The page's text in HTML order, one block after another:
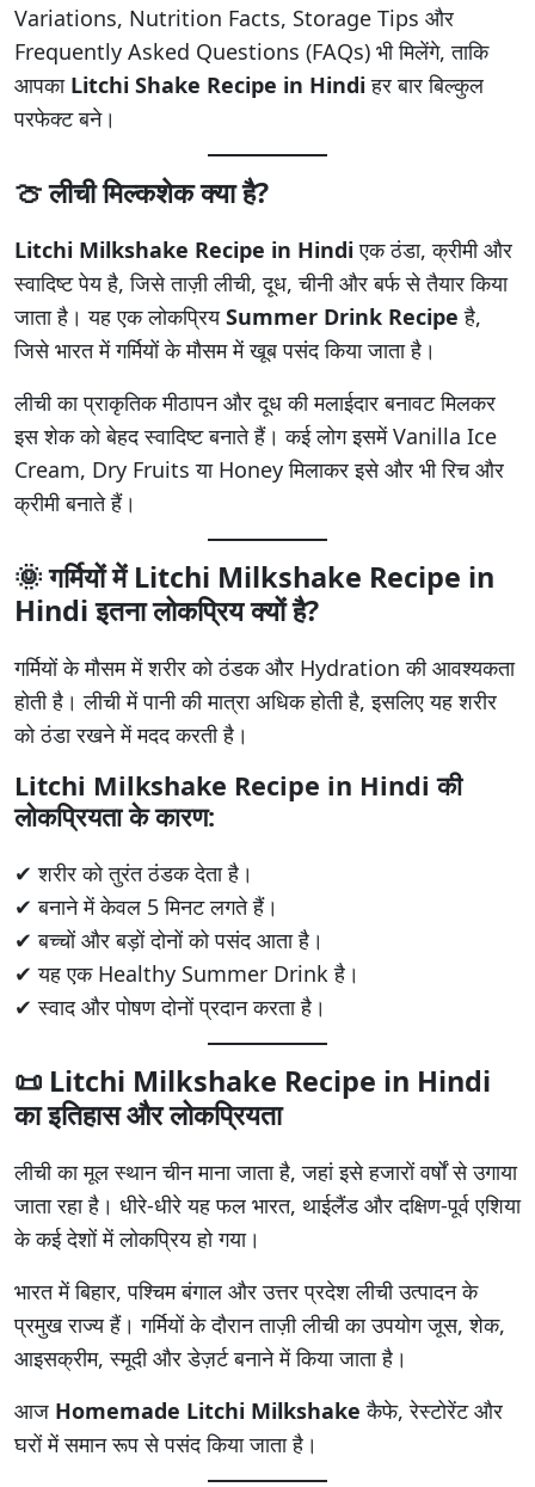
Variations, Nutrition Facts, Storage Tips और
Frequently Asked Questions (FAQs) भी मिलेंगे, ताकि
आपका Litchi Shake Recipe in Hindiहर बार बिल्कुल
परफेक्ट बने।
🍈 लीची मिल्कशेक क्या है?
Litchi Milkshake Recipe in Hindiएक ठंडा, क्रीमी और
स्वादिष्ट पेय है, जिसे ताज़ी लीची, दूध, चीनी और बर्फ से तैयार किया
जाता है। यह एक लोकप्रियSummer Drink Recipe है,
जिसे भारत में गर्मियों के मौसम में खूब पसंद किया जाता है।
लीची का प्राकृतिक मीठापन और दूध की मलाईदार बनावट मिलकर
इस शेक को बेहद स्वादिष्ट बनाते हैं। कई लोग इसमें Vanilla Ice
Cream, Dry Fruits या Honey मिलाकर इसे और भी रिच और
क्रीमी बनाते हैं।
🌞 गर्मियों मेंLitchi Milkshake Recipe in
Hindiइतना लोकप्रिय क्यों है?
गर्मियों के मौसम में शरीर को ठंडक और Hydration की आवश्यकता
होती है। लीची में पानी की मात्रा अधिक होती है, इसलिए यह शरीर
को ठंडा रखने में मदद करती है।
Litchi Milkshake Recipe in Hindi की
लोकप्रियता के कारण:
✔ शरीर को तुरंत ठंडक देता है।
✔ बनाने में केवल 5 मिनट लगते हैं।
✔ बच्चों और बड़ों दोनों को पसंद आता है।
✔ यह एक Healthy Summer Drink है।
✔ स्वाद और पोषण दोनों प्रदान करता है।
📜 Litchi Milkshake Recipe in Hindi
का इतिहास और लोकप्रियता
लीची का मूल स्थान चीन माना जाता है, जहां इसे हजारों वर्षों से उगाया
जाता रहा है। धीरे-धीरे यह फल भारत, थाईलैंड और दक्षिण-पूर्व एशिया
के कई देशों में लोकप्रिय हो गया।
भारत में बिहार, पश्चिम बंगाल और उत्तर प्रदेश लीची उत्पादन के
प्रमुख राज्य हैं। गर्मियों के दौरान ताज़ी लीची का उपयोग जूस, शेक,
आइसक्रीम, स्मूदी और डेज़र्ट बनाने में किया जाता है।
आज Homemade Litchi Milkshake कैफे, रेस्टोरेंट और
घरों में समान रूप से पसंद किया जाता है।